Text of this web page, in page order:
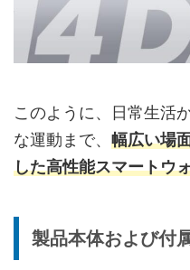
このように、日常生活
な運動まで、 幅広い場
した高性能スマートウ
製品本体および付